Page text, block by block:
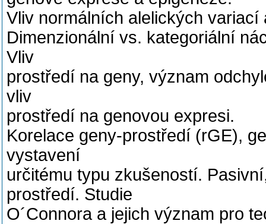
Vliv normálních alelických
Dimenzionální vs. kategoriální
Vliv
prostředí na geny, význam
vliv
prostředí na genovou expresi.
Korelace geny-prostředí (rGE),
vystavení
určitému typu zkušeností.
prostředí. Studie
O´Connora a jejich význam pro